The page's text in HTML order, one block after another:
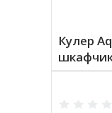
Кулер